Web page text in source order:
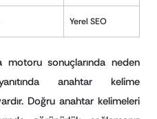
Yerel SEO
sonuçlarında neden
anahtar kelime
Doğru anahtar kelimeleri